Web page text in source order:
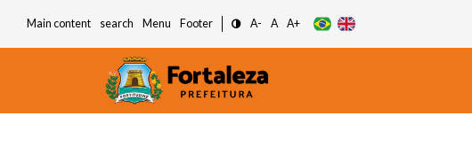
Main content search Menu Footer A- A A+